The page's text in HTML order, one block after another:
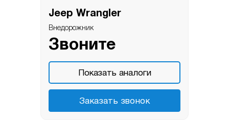
Jeep Wrangler
Внедорожник
Звоните
Показать аналоги
Заказать звонок